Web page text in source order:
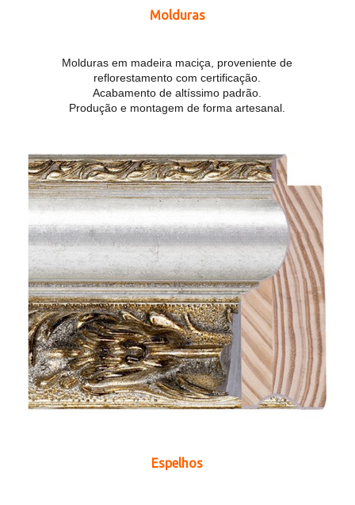
Molduras
Molduras em madeira maciça, proveniente de
reflorestamento com certificação.
Acabamento de altíssimo padrão.
Produção e montagem de forma artesanal.
Espelhos